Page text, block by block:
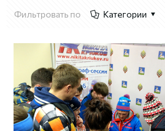
Фильтровать по Категории